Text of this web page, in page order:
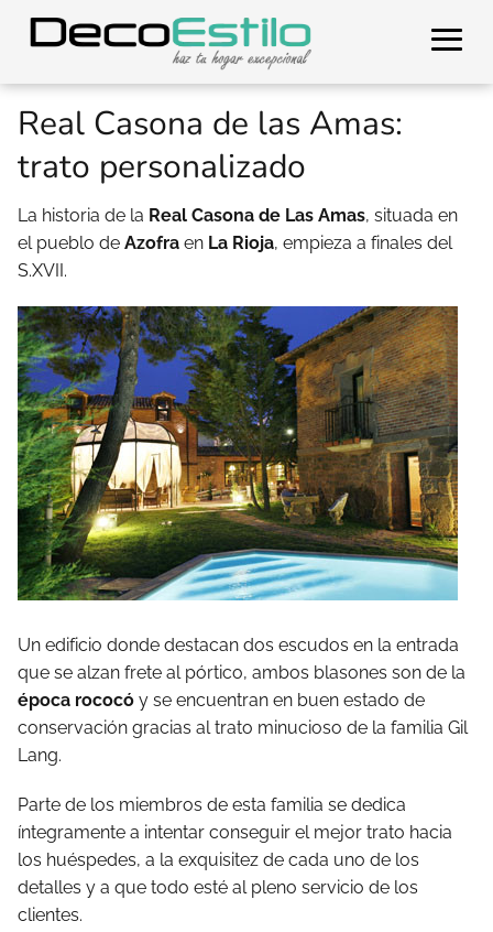
Real Casona de las Amas:
trato personalizado
La historia de la Real Casona de Las Amas, situada en
el pueblo de Azofra en La Rioja, empieza a finales del
S.XVII.
Un edificio donde destacan dos escudos en la entrada
que se alzan frete al pórtico, ambos blasones son de la
época rococó y se encuentran en buen estado de
conservación gracias al trato minucioso de la familia Gil
Lang.
Parte de los miembros de esta familia se dedica
íntegramente a intentar conseguir el mejor trato hacia
los huéspedes, a la exquisitez de cada uno de los
detalles y a que todo esté al pleno servicio de los
clientes.